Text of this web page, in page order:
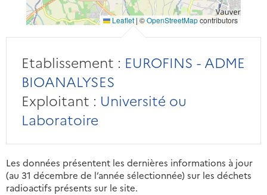
Leaflet | ©OpenStreetMapcontributors
Etablissement : EUROFINS - ADME
BIOANALYSES
Exploitant : Université ou
Laboratoire
Les données présentent les dernières informations à jour
(au 31 décembre de l’année sélectionnée) sur les déchets
radioactifs présents sur le site.